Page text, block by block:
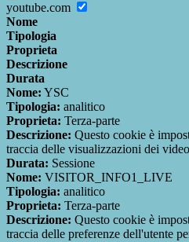
youtube.com
Nome
Tipologia
Proprieta
Descrizione
Durata
Nome: YSC
Tipologia: analitico
Proprieta: Terza-parte
Descrizione: Questo cookie è
traccia delle visualizzazioni dei
Durata: Sessione
Nome: VISITOR_INFO1_LIVE
Tipologia: analitico
Proprieta: Terza-parte
Descrizione: Questo cookie è
traccia delle preferenze dell'utente